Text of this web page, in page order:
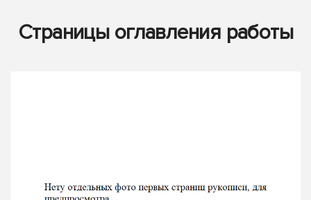
Страницы оглавления работы